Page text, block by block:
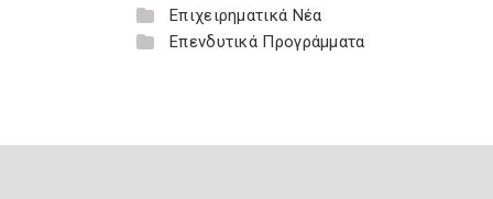
Επιχειρηματικά Νέα
Επενδυτικά Προγράμματα